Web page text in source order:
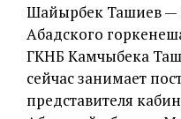
Шайырбек Ташиев —
Абадского
ГКНБ Камчыбека
сейчас занимает
представителя